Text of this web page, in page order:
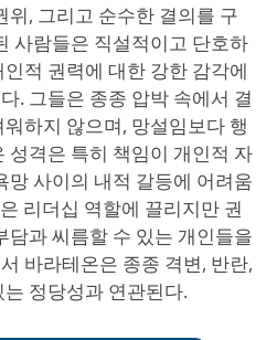
위, 그리고 순수한 결의를 구
사람들은 직설적이고 단호하
적 권력에 대한 강한 감각에
. 그들은 종종 압박 속에서 결
하지 않으며, 망설임보다 행
성격은 특히 책임이 개인적 자
망 사이의 내적 갈등에 어려움
리더십 역할에 끌리지만 권
담과 씨름할 수 있는 개인들을
바라테온은 종종 격변, 반란,
정당성과 연관된다.